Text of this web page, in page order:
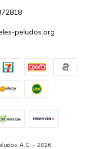
peludos.org
A.C. - 2026